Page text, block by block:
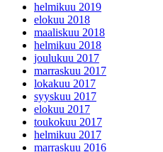
helmikuu 2019
elokuu 2018
maaliskuu 2018
helmikuu 2018
joulukuu 2017
marraskuu 2017
lokakuu 2017
syyskuu 2017
elokuu 2017
toukokuu 2017
helmikuu 2017
marraskuu 2016